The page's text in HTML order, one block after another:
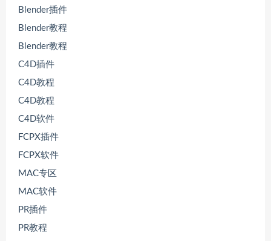
Blender插件
Blender教程
Blender教程
C4D插件
C4D教程
C4D教程
C4D软件
FCPX插件
FCPX软件
MAC专区
MAC软件
PR插件
PR教程